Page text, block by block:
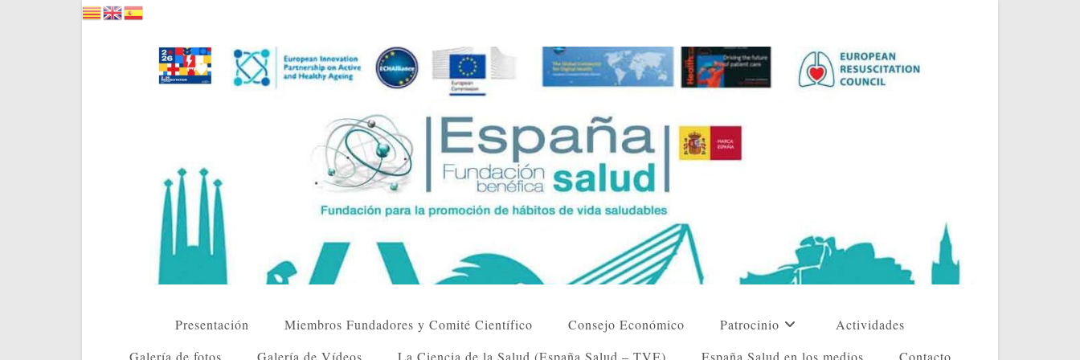
Presentación Miembros Fundadores y Comité Científico Consejo Económico Patrocinio
Actividades
Galería de fotos
Galería de Vídeos La Ciencia de la Salud (España Salud – TVE) España Salud en los medios Contacto